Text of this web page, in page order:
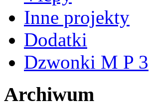
Inne projekty
Dodatki
Dzwonki M P 3
Archiwum